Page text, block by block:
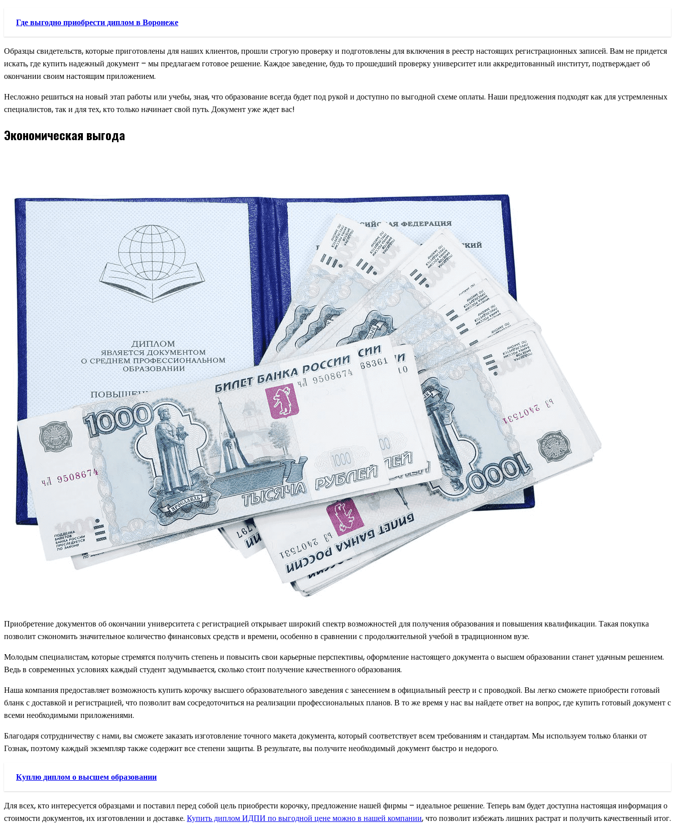
Где выгодно приобрести диплом в Воронеже
Образцы свидетельств, которые приготовлены для наших клиентов, прошли строгую проверку и подготовлены для включения в реестр настоящих регистрационных записей. Вам не придется
искать, где купить надежный документ – мы предлагаем готовое решение. Каждое заведение, будь то прошедший проверку университет или аккредитованный институт, подтверждает об
окончании своим настоящим приложением.
Несложно решиться на новый этап работы или учебы, зная, что образование всегда будет под рукой и доступно по выгодной схеме оплаты. Наши предложения подходят как для устремленных
специалистов, так и для тех, кто только начинает свой путь. Документ уже ждет вас!
Экономическая выгода
Приобретение документов об окончании университета с регистрацией открывает широкий спектр возможностей для получения образования и повышения квалификации. Такая покупка
позволит сэкономить значительное количество финансовых средств и времени, особенно в сравнении с продолжительной учебой в традиционном вузе.
Молодым специалистам, которые стремятся получить степень и повысить свои карьерные перспективы, оформление настоящего документа о высшем образовании станет удачным решением.
Ведь в современных условиях каждый студент задумывается, сколько стоит получение качественного образования.
Наша компания предоставляет возможность купить корочку высшего образовательного заведения с занесением в официальный реестр и с проводкой. Вы легко сможете приобрести готовый
бланк с доставкой и регистрацией, что позволит вам сосредоточиться на реализации профессиональных планов. В то же время у нас вы найдете ответ на вопрос, где купить готовый документ с
всеми необходимыми приложениями.
Благодаря сотрудничеству с нами, вы сможете заказать изготовление точного макета документа, который соответствует всем требованиям и стандартам. Мы используем только бланки от
Гознак, поэтому каждый экземпляр также содержит все степени защиты. В результате, вы получите необходимый документ быстро и недорого.
Куплю диплом о высшем образовании
Для всех, кто интересуется образцами и поставил перед собой цель приобрести корочку, предложение нашей фирмы – идеальное решение. Теперь вам будет доступна настоящая информация о
стоимости документов, их изготовлении и доставке. Купить диплом ИДПИ по выгодной цене можно в нашей компании, что позволит избежать лишних растрат и получить качественный итог.